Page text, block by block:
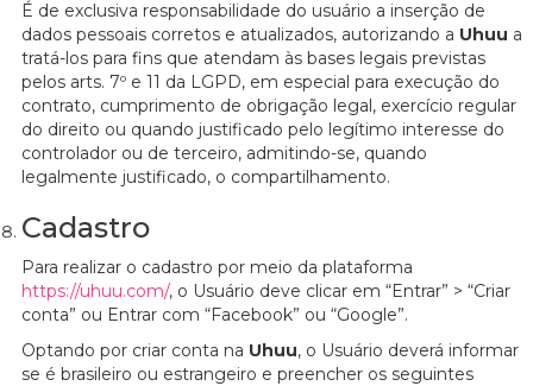
É de exclusiva responsabilidade do usuário a inserção de
dados pessoais corretos e atualizados, autorizando a Uhuu a
tratá-los para fins que atendam às bases legais previstas
pelos arts. 7º e 11 da LGPD, em especial para execução do
contrato, cumprimento de obrigação legal, exercício regular
do direito ou quando justificado pelo legítimo interesse do
controlador ou de terceiro, admitindo-se, quando
legalmente justificado, o compartilhamento.
Cadastro
Para realizar o cadastro por meio da plataforma
https://uhuu.com/, o Usuário deve clicar em “Entrar” > “Criar
conta” ou Entrar com “Facebook” ou “Google”.
Optando por criar conta na Uhuu, o Usuário deverá informar
se é brasileiro ou estrangeiro e preencher os seguintes